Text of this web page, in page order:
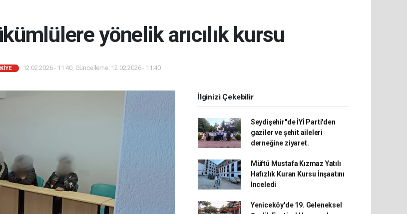
yönelik arıcılık kursu
12.02.2026 - 11:40, Güncelleme: 12.02.2026 - 11:40
İlginizi Çekebilir
Seydişehir"de İYİ Parti'den
gaziler ve şehit aileleri
derneğine ziyaret.
Müftü Mustafa Kızmaz Yatılı
Hafızlık Kuran Kursu İnşaatını
İnceledi
Yeniceköy'de 19. Geleneksel